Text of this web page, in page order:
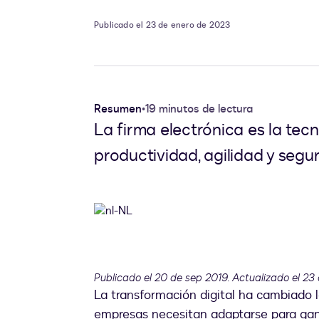
Publicado el 23 de enero de 2023
Resumen•19 minutos de lectura
La firma electrónica es la
productividad, agilidad y
Publicado el 20 de sep 2019. Actualizado el 23
La transformación digital ha cambiado
empresas necesitan adaptarse para